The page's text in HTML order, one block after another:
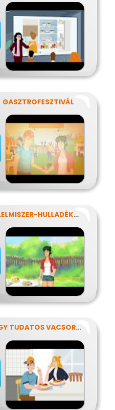
GASZTROFESZTIVÁL
ÉLELMISZER-HULLADÉKOK
EGY TUDATOS VACSORA RECEPTJE